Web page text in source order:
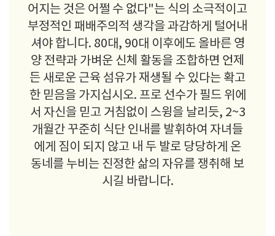
어지는 것은 어쩔 수 없다"는 식의 소극적이고
부정적인 패배주의적 생각을 과감하게 털어내
셔야 합니다. 80대, 90대 이후에도 올바른 영
양 전략과 가벼운 신체 활동을 조합하면 언제
든 새로운 근육 섬유가 재생될 수 있다는 확고
한 믿음을 가지십시오. 프로 선수가 필드 위에
서 자신을 믿고 거침없이 스윙을 날리듯, 2~3
개월간 꾸준히 식단 인내를 발휘하여 자녀들
에게 짐이 되지 않고 내 두 발로 당당하게 온
동네를 누비는 진정한 삶의 자유를 쟁취해 보
시길 바랍니다.